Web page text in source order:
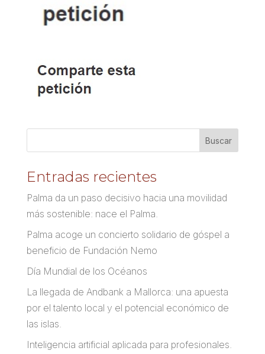
Entradas recientes
Palma da un paso decisivo hacia una movilidad
más sostenible: nace el Palma.
Palma acoge un concierto solidario de góspel a
beneficio de Fundación Nemo
Día Mundial de los Océanos
La llegada de Andbank a Mallorca: una apuesta
por el talento local y el potencial económico de
las islas.
Inteligencia artificial aplicada para profesionales.